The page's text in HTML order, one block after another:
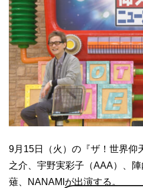
9月15日（火）の『ザ！世界仰
之介、宇野実彩子（AAA）、
薙、NANAMIが出演する。